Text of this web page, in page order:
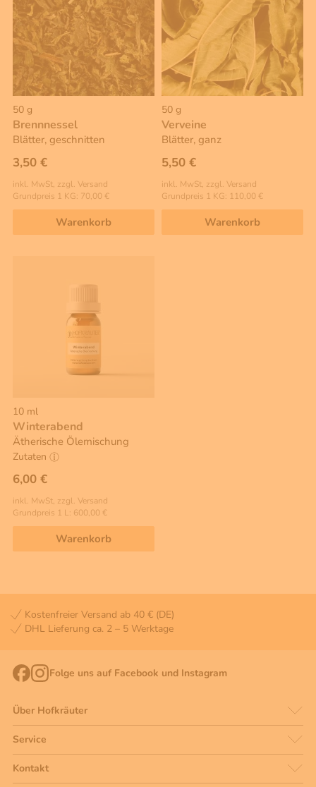
50 g
Brennnessel
Blätter, geschnitten
3,50 €
inkl. MwSt, zzgl. Versand
Grundpreis 1 KG: 70,00 €
Warenkorb
50 g
Verveine
Blätter, ganz
5,50 €
inkl. MwSt, zzgl. Versand
Grundpreis 1 KG: 110,00 €
Warenkorb
10 ml
Winterabend
Ätherische Ölemischung
Zutaten
6,00 €
inkl. MwSt, zzgl. Versand
Grundpreis 1 L: 600,00 €
Warenkorb
Kostenfreier Versand ab 40 € (DE)
DHL Lieferung ca. 2 – 5 Werktage
Folge uns auf Facebook und Instagram
Über Hofkräuter
Service
Kontakt